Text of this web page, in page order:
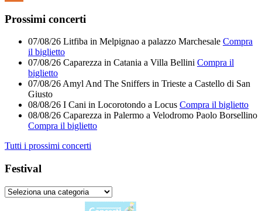
Prossimi concerti
07/08/26 Litfiba in Melpignao a palazzo Marchesale Compra
il biglietto
07/08/26 Caparezza in Catania a Villa Bellini Compra il
biglietto
07/08/26 Amyl And The Sniffers in Trieste a Castello di San
Giusto
08/08/26 I Cani in Locorotondo a Locus Compra il biglietto
08/08/26 Caparezza in Palermo a Velodromo Paolo Borsellino
Compra il biglietto
Tutti i prossimi concerti
Festival